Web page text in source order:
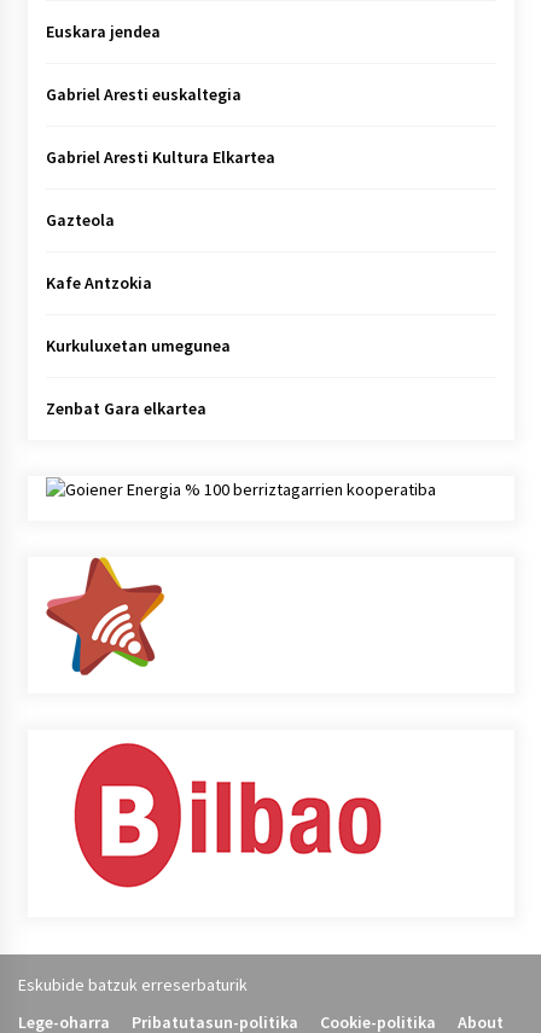
Euskara jendea
Gabriel Aresti euskaltegia
Gabriel Aresti Kultura Elkartea
Gazteola
Kafe Antzokia
Kurkuluxetan umegunea
Zenbat Gara elkartea
Eskubide batzuk erreserbaturik
Lege-oharra
Pribatutasun-politika Cookie-politika About